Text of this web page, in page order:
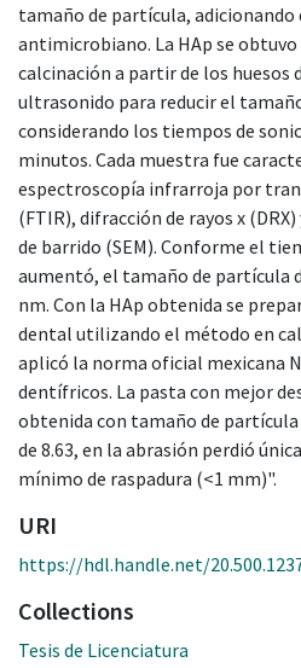
tamaño de partícula,
antimicrobiano. La HAp se
calcinación a partir de los huesos
ultrasonido para reducir el
considerando los tiempos de
minutos. Cada muestra fue
espectroscopía infrarroja por
(FTIR), difracción de rayos x
de barrido (SEM). Conforme el
aumentó, el tamaño de partícula
nm. Con la HAp obtenida se
dental utilizando el método en
aplicó la norma oficial mexicana
dentífricos. La pasta con mejor
obtenida con tamaño de partícula
de 8.63, en la abrasión perdió
mínimo de raspadura (<1 mm)".
URI
https://hdl.handle.net/
Collections
Tesis de Licenciatura